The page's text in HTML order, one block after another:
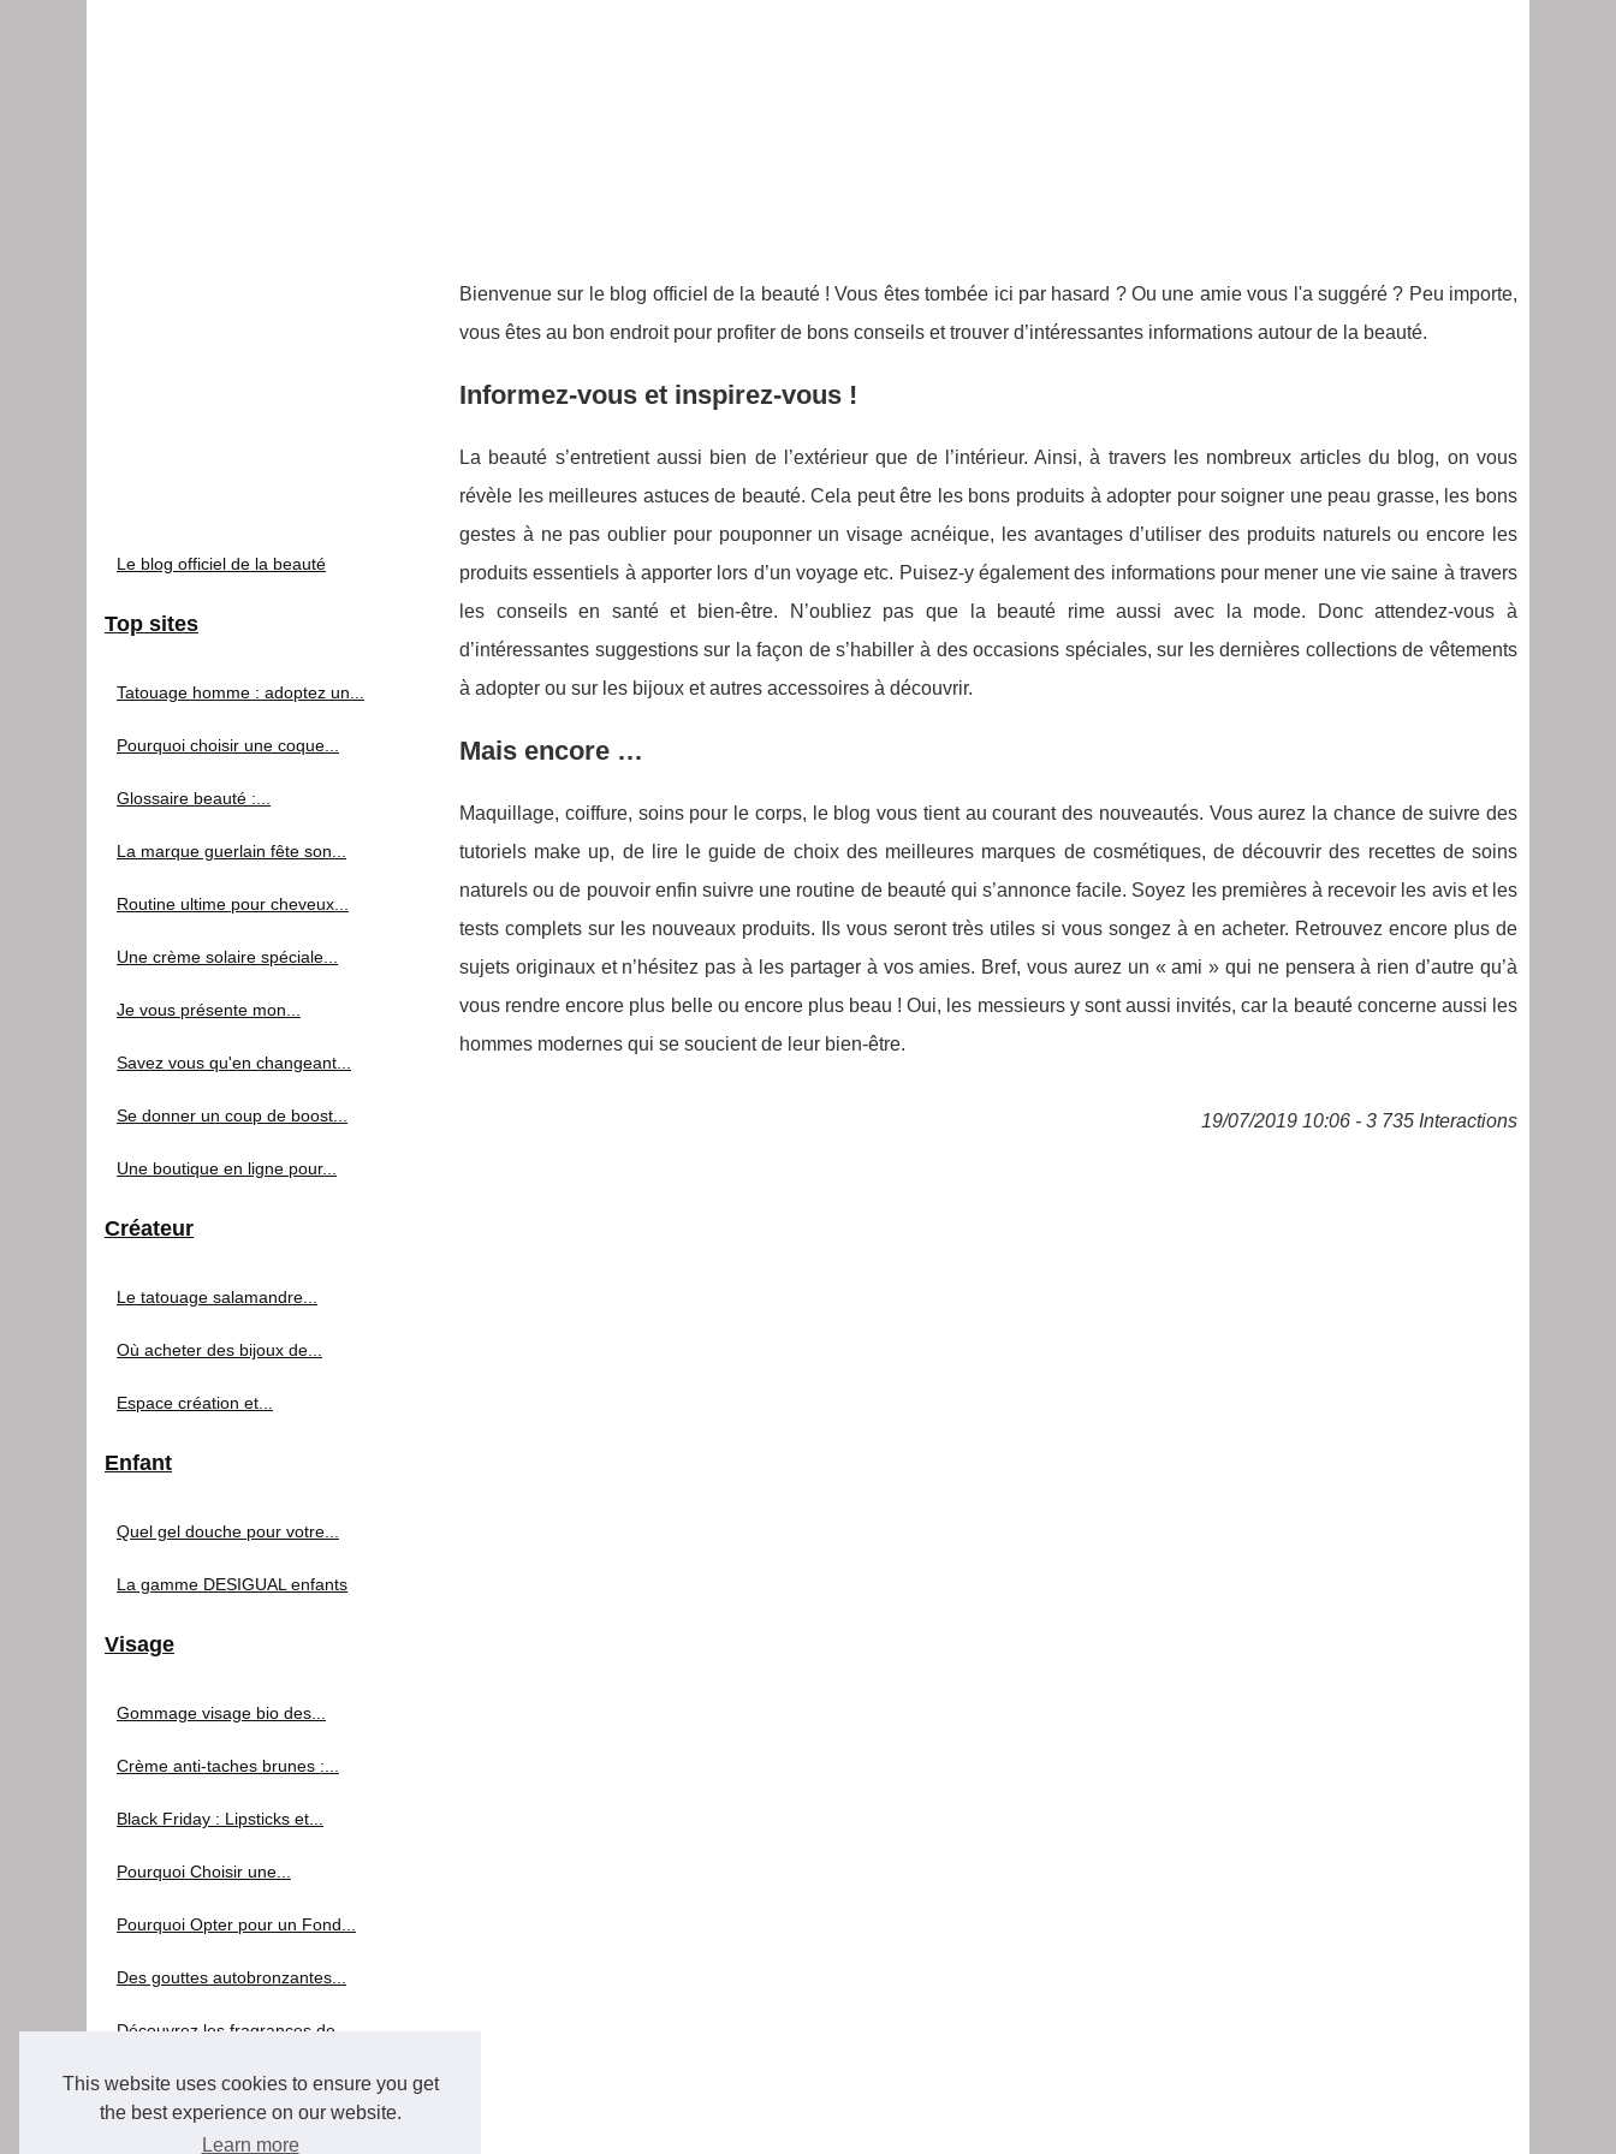
This website uses cookies to ensure you get
the best experience on our website.
Learn more
Bienvenue sur le blog officiel de la beauté ! Vous êtes tombée ici par hasard ? Ou une amie vous l'a suggéré ? Peu importe,
vous êtes au bon endroit pour profiter de bons conseils et trouver d’intéressantes informations autour de la beauté.
Informez-vous et inspirez-vous !
La beauté s’entretient aussi bien de l’extérieur que de l’intérieur. Ainsi, à travers les nombreux articles du blog, on vous
révèle les meilleures astuces de beauté. Cela peut être les bons produits à adopter pour soigner une peau grasse, les bons
gestes à ne pas oublier pour pouponner un visage acnéique, les avantages d’utiliser des produits naturels ou encore les
produits essentiels à apporter lors d’un voyage etc. Puisez-y également des informations pour mener une vie saine à travers
les conseils en santé et bien-être. N’oubliez pas que la beauté rime aussi avec la mode. Donc attendez-vous à
d’intéressantes suggestions sur la façon de s’habiller à des occasions spéciales, sur les dernières collections de vêtements
à adopter ou sur les bijoux et autres accessoires à découvrir.
Mais encore …
Maquillage, coiffure, soins pour le corps, le blog vous tient au courant des nouveautés. Vous aurez la chance de suivre des
tutoriels make up, de lire le guide de choix des meilleures marques de cosmétiques, de découvrir des recettes de soins
naturels ou de pouvoir enfin suivre une routine de beauté qui s’annonce facile. Soyez les premières à recevoir les avis et les
tests complets sur les nouveaux produits. Ils vous seront très utiles si vous songez à en acheter. Retrouvez encore plus de
sujets originaux et n’hésitez pas à les partager à vos amies. Bref, vous aurez un « ami » qui ne pensera à rien d’autre qu’à
vous rendre encore plus belle ou encore plus beau ! Oui, les messieurs y sont aussi invités, car la beauté concerne aussi les
hommes modernes qui se soucient de leur bien-être.
19/07/2019 10:06 - 3 735 Interactions
Le blog officiel de la beauté
Top sites
Tatouage homme : adoptez un...
Pourquoi choisir une coque...
Glossaire beauté :...
La marque guerlain fête son...
Routine ultime pour cheveux...
Une crème solaire spéciale...
Je vous présente mon...
Savez vous qu'en changeant...
Se donner un coup de boost...
Une boutique en ligne pour...
Créateur
Le tatouage salamandre...
Où acheter des bijoux de...
Espace création et...
Enfant
Quel gel douche pour votre...
La gamme DESIGUAL enfants
Visage
Gommage visage bio des...
Crème anti-taches brunes :...
Black Friday : Lipsticks et...
Pourquoi Choisir une...
Pourquoi Opter pour un Fond...
Des gouttes autobronzantes...
Découvrez les fragrances de...
Prenez soin de la peau...
Sublimez votre peau avec les...